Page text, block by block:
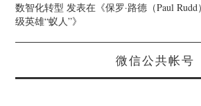
数智化转型 发表在《保罗·路德（Paul
级英雄“蚁人”》
微信公共帐号